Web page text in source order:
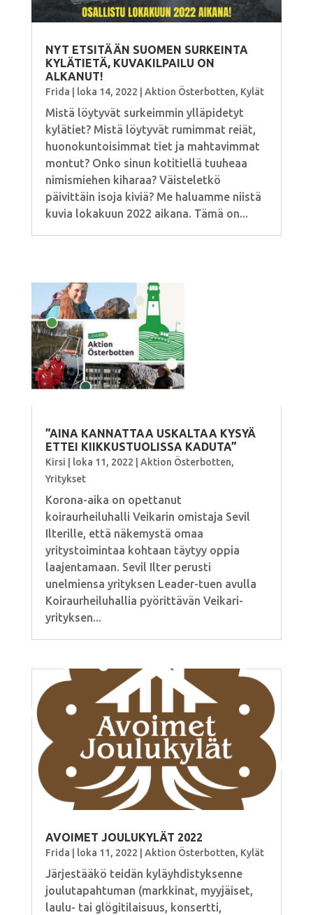
NYT ETSITÄÄN SUOMEN SURKEINTA
KYLÄTIETÄ, KUVAKILPAILU ON
ALKANUT!
Frida loka 14, 2022 Aktion Österbotten, Kylät
Mistä löytyvät surkeimmin ylläpidetyt
kylätiet? Mistä löytyvät rumimmat reiät,
huonokuntoisimmat tiet ja mahtavimmat
montut? Onko sinun kotitiellä tuuheaa
nimismiehen kiharaa? Väisteletkö
päivittäin isoja kiviä? Me haluamme niistä
kuvia lokakuun 2022 aikana. Tämä on...
”AINA KANNATTAA USKALTAA KYSYÄ
ETTEI KIIKKUSTUOLISSA KADUTA”
Kirsi loka 11, 2022 Aktion Österbotten,
Yritykset
Korona-aika on opettanut
koiraurheiluhalli Veikarin omistaja Sevil
Ilterille, että näkemystä omaa
yritystoimintaa kohtaan täytyy oppia
laajentamaan. Sevil Ilter perusti
unelmiensa yrityksen Leader-tuen avulla
Koiraurheiluhallia pyörittävän Veikari-
yrityksen...
AVOIMET JOULUKYLÄT 2022
Frida loka 11, 2022 Aktion Österbotten, Kylät
Järjestääkö teidän kyläyhdistyksenne
joulutapahtuman (markkinat, myyjäiset,
laulu- tai glögitilaisuus, konsertti,